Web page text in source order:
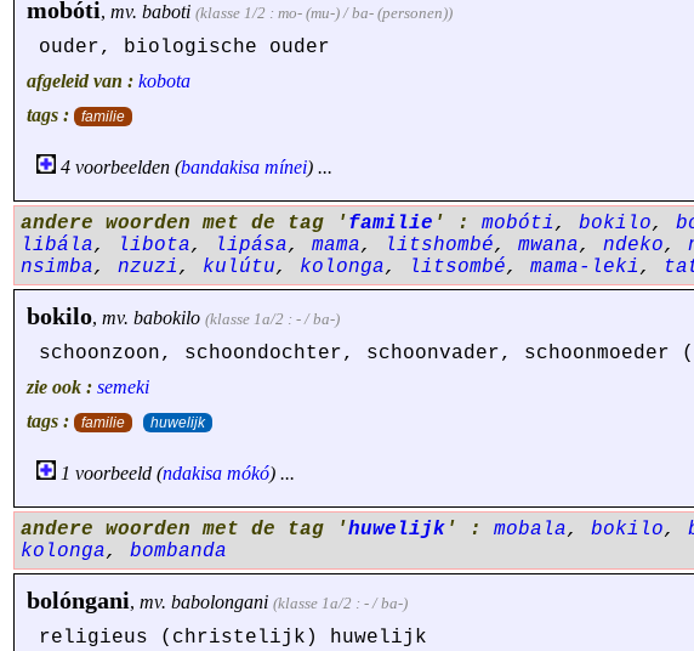
mobóti, mv. baboti (klasse 1/2 : mo- (mu-) / ba- (personen))
ouder, biologische ouder
afgeleid van : kobota
tags :
familie
4 voorbeelden (bandakisa mínei) ...
andere woorden met de tag ' familie ' : mobóti, bokilo,
libála, libota, lipása, mama, litshombé, mwana, ndeko,
nsimba, nzuzi, kulútu, kolonga, litsombé, mama-leki,
bokilo, mv. babokilo (klasse 1a/2 : - / ba-)
schoonzoon, schoondochter, schoonvader, schoonmoeder
zie ook : semeki
tags :
familie huwelijk
1 voorbeeld (ndakisa mókó) ...
andere woorden met de tag 'huwelijk ' : mobala, bokilo,
kolonga, bombanda
bolóngani, mv. babolongani (klasse 1a/2 : - / ba-)
religieus (christelijk) huwelijk